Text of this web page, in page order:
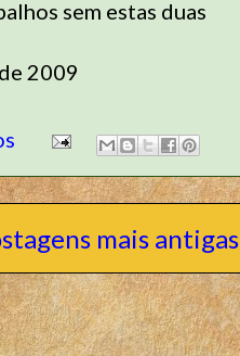
sem estas duas
2009
mais antigas